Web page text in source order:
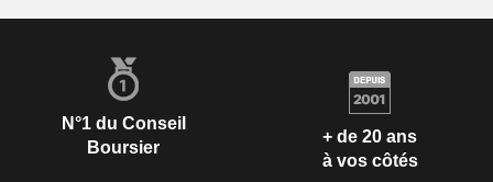
N°1 du Conseil
Boursier
+ de 20 ans
à vos côtés